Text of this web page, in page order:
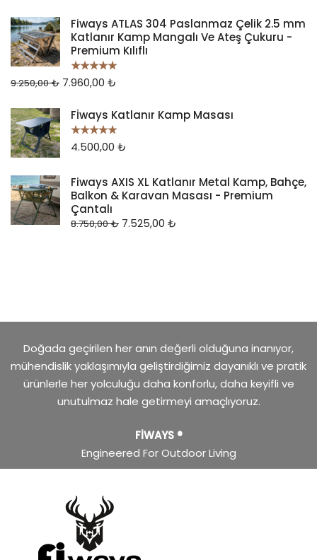
Fiways ATLAS 304 Paslanmaz Çelik 2.5 mm
Katlanır Kamp Mangalı Ve Ateş Çukuru -
Premium Kılıflı
5 üzerinden
9.250,00₺ 7.960,00 ₺
Fİways Katlanır Kamp Masası
5 üzerinden
4.500,00 ₺
Fiways AXIS XL Katlanır Metal Kamp, Bahçe,
Balkon & Karavan Masası - Premium
Çantalı
8.750,00₺ 7.525,00 ₺
Doğada geçirilen her anın değerli olduğuna inanıyor,
mühendislik yaklaşımıyla geliştirdiğimiz dayanıklı ve pratik
ürünlerle her yolculuğu daha konforlu, daha keyifli ve
unutulmaz hale getirmeyi amaçlıyoruz.
FİWAYS ®
Engineered For Outdoor Living